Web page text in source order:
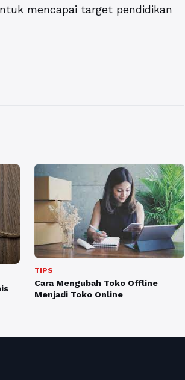
mencapai target pendidikan
TIPS
Cara Mengubah Toko Offline
Menjadi Toko Online